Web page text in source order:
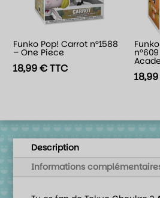
Funko Pop! Carrot n°1588
– One Piece
18,99€TTC
Description
Informations